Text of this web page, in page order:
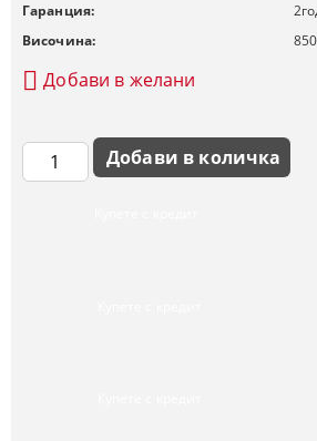
Гаранция:
2
Височина:
850
Добави в желани